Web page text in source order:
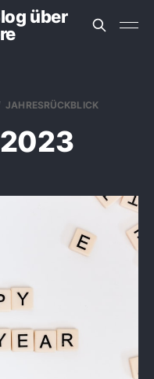
über
JAHRESRÜCKBLICK